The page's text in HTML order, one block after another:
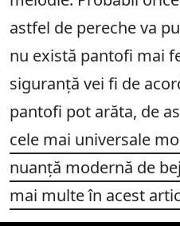
astfel de pereche va
nu există pantofi mai
siguranță vei fi de
pantofi pot arăta, de
cele mai universale
nuanță modernă de
mai multe în acest